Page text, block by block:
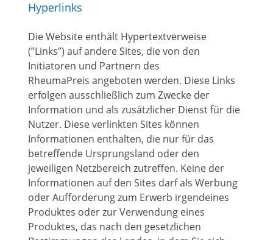
Hyperlinks
Die Website enthält Hypertextverweise
(”Links”) auf andere Sites, die von den
Initiatoren und Partnern des
RheumaPreis angeboten werden. Diese Links
erfolgen ausschließlich zum Zwecke der
Information und als zusätzlicher Dienst für die
Nutzer. Diese verlinkten Sites können
Informationen enthalten, die nur für das
betreffende Ursprungsland oder den
jeweiligen Netzbereich zutreffen. Keine der
Informationen auf den Sites darf als Werbung
oder Aufforderung zum Erwerb irgendeines
Produktes oder zur Verwendung eines
Produktes, das nach den gesetzlichen